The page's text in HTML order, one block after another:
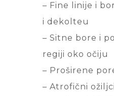
– Fine linije i
i dekolteu
– Sitne bore i
regiji oko očiju
– Proširene
– Atrofični